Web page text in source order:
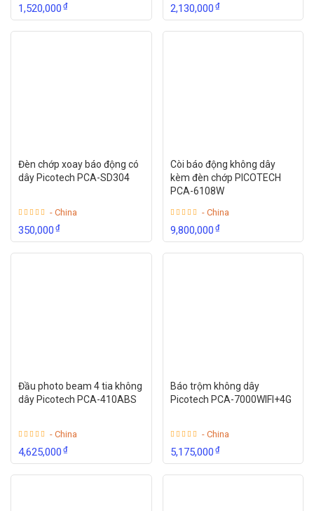
1,520,000₫ 2,130,000₫
Đèn chớp xoay báo động có
dây Picotech PCA-SD304
- China
350,000₫
Còi báo động không dây
kèm đèn chớp PICOTECH
PCA-6108W
- China
9,800,000₫
Đầu photo beam 4 tia không
dây Picotech PCA-410ABS
- China
4,625,000₫
Báo trộm không dây
Picotech PCA-7000WIFI+4G
- China
5,175,000₫